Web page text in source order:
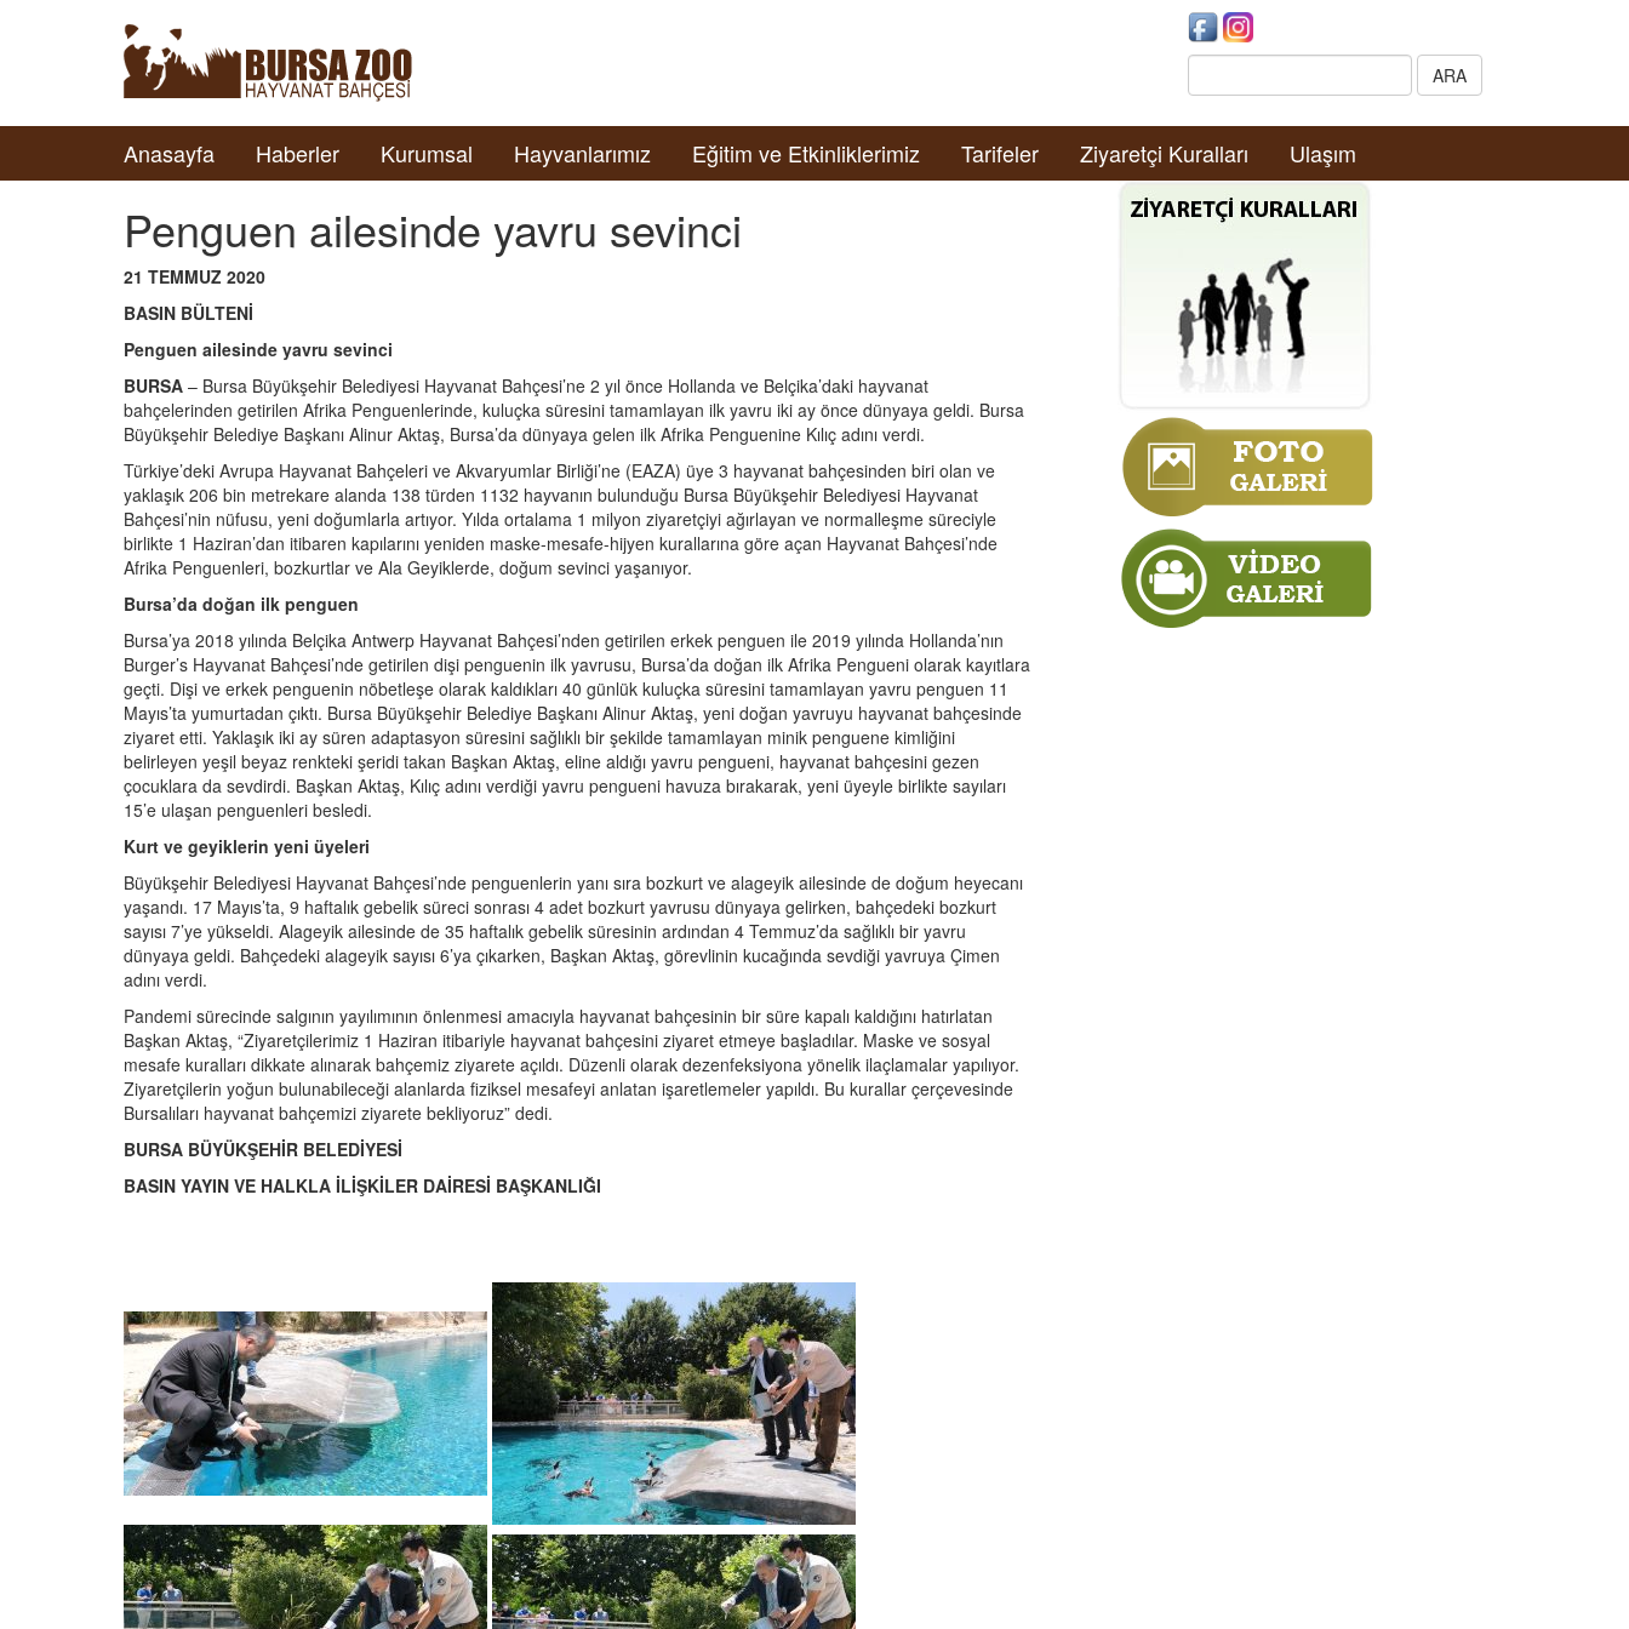
Search: ARA
Anasayfa Haberler Kurumsal Hayvanlarımız Eğitim ve Etkinliklerimiz Tarifeler Ziyaretçi Kuralları Ulaşım
Penguen ailesinde yavru sevinci
21 TEMMUZ 2020
BASIN BÜLTENİ
Penguen ailesinde yavru sevinci
BURSA – Bursa Büyükşehir Belediyesi Hayvanat Bahçesi’ne 2 yıl önce Hollanda ve Belçika’daki hayvanat
bahçelerinden getirilen Afrika Penguenlerinde, kuluçka süresini tamamlayan ilk yavru iki ay önce dünyaya geldi. Bursa
Büyükşehir Belediye Başkanı Alinur Aktaş, Bursa’da dünyaya gelen ilk Afrika Penguenine Kılıç adını verdi.
Türkiye’deki Avrupa Hayvanat Bahçeleri ve Akvaryumlar Birliği’ne (EAZA) üye 3 hayvanat bahçesinden biri olan ve
yaklaşık 206 bin metrekare alanda 138 türden 1132 hayvanın bulunduğu Bursa Büyükşehir Belediyesi Hayvanat
Bahçesi’nin nüfusu, yeni doğumlarla artıyor. Yılda ortalama 1 milyon ziyaretçiyi ağırlayan ve normalleşme süreciyle
birlikte 1 Haziran’dan itibaren kapılarını yeniden maske-mesafe-hijyen kurallarına göre açan Hayvanat Bahçesi’nde
Afrika Penguenleri, bozkurtlar ve Ala Geyiklerde, doğum sevinci yaşanıyor.
Bursa’da doğan ilk penguen
Bursa’ya 2018 yılında Belçika Antwerp Hayvanat Bahçesi’nden getirilen erkek penguen ile 2019 yılında Hollanda’nın
Burger’s Hayvanat Bahçesi’nde getirilen dişi penguenin ilk yavrusu, Bursa’da doğan ilk Afrika Pengueni olarak kayıtlara
geçti. Dişi ve erkek penguenin nöbetleşe olarak kaldıkları 40 günlük kuluçka süresini tamamlayan yavru penguen 11
Mayıs’ta yumurtadan çıktı. Bursa Büyükşehir Belediye Başkanı Alinur Aktaş, yeni doğan yavruyu hayvanat bahçesinde
ziyaret etti. Yaklaşık iki ay süren adaptasyon süresini sağlıklı bir şekilde tamamlayan minik penguene kimliğini
belirleyen yeşil beyaz renkteki şeridi takan Başkan Aktaş, eline aldığı yavru pengueni, hayvanat bahçesini gezen
çocuklara da sevdirdi. Başkan Aktaş, Kılıç adını verdiği yavru pengueni havuza bırakarak, yeni üyeyle birlikte sayıları
15’e ulaşan penguenleri besledi.
Kurt ve geyiklerin yeni üyeleri
Büyükşehir Belediyesi Hayvanat Bahçesi’nde penguenlerin yanı sıra bozkurt ve alageyik ailesinde de doğum heyecanı
yaşandı. 17 Mayıs’ta, 9 haftalık gebelik süreci sonrası 4 adet bozkurt yavrusu dünyaya gelirken, bahçedeki bozkurt
sayısı 7’ye yükseldi. Alageyik ailesinde de 35 haftalık gebelik süresinin ardından 4 Temmuz’da sağlıklı bir yavru
dünyaya geldi. Bahçedeki alageyik sayısı 6’ya çıkarken, Başkan Aktaş, görevlinin kucağında sevdiği yavruya Çimen
adını verdi.
Pandemi sürecinde salgının yayılımının önlenmesi amacıyla hayvanat bahçesinin bir süre kapalı kaldığını hatırlatan
Başkan Aktaş, “Ziyaretçilerimiz 1 Haziran itibariyle hayvanat bahçesini ziyaret etmeye başladılar. Maske ve sosyal
mesafe kuralları dikkate alınarak bahçemiz ziyarete açıldı. Düzenli olarak dezenfeksiyona yönelik ilaçlamalar yapılıyor.
Ziyaretçilerin yoğun bulunabileceği alanlarda fiziksel mesafeyi anlatan işaretlemeler yapıldı. Bu kurallar çerçevesinde
Bursalıları hayvanat bahçemizi ziyarete bekliyoruz” dedi.
BURSA BÜYÜKŞEHİR BELEDİYESİ
BASIN YAYIN VE HALKLA İLİŞKİLER DAİRESİ BAŞKANLIĞI